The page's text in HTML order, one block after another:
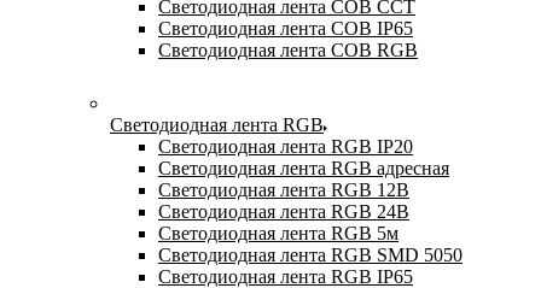
Светодиодная лента COB CCT
Светодиодная лента COB IP65
Светодиодная лента COB RGB
Светодиодная лента RGB
Светодиодная лента RGB IP20
Светодиодная лента RGB адресная
Светодиодная лента RGB 12В
Светодиодная лента RGB 24В
Светодиодная лента RGB 5м
Светодиодная лента RGB SMD 5050
Светодиодная лента RGB IP65